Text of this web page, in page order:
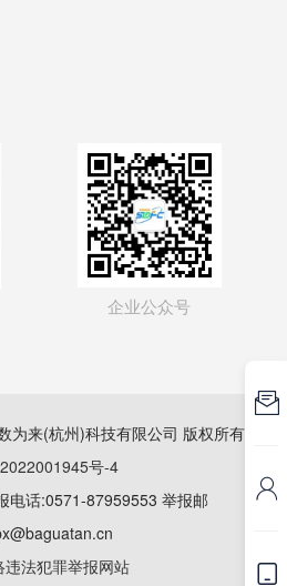
企业公众号
为来(杭州)科技有限公司 版权所有
号-4
电话:0571-87959553 举报邮
违法犯罪举报网站


